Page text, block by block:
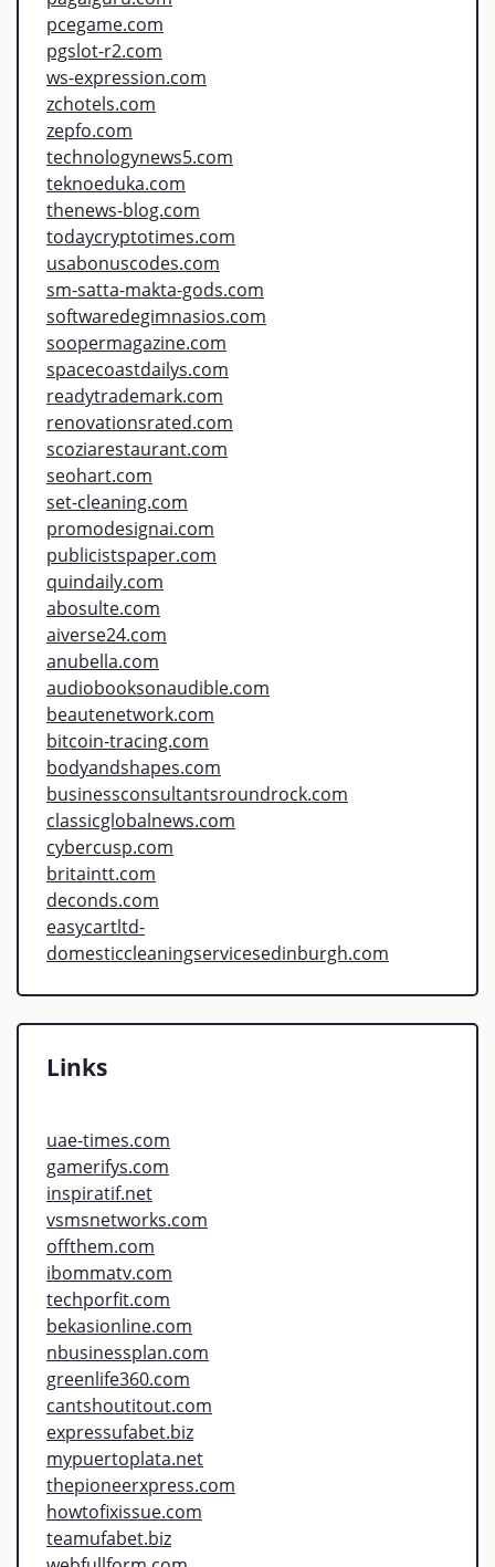
pcegame.com
pgslot-r2.com
ws-expression.com
zchotels.com
zepfo.com
technologynews5.com
teknoeduka.com
thenews-blog.com
todaycryptotimes.com
usabonuscodes.com
sm-satta-makta-gods.com
softwaredegimnasios.com
soopermagazine.com
spacecoastdailys.com
readytrademark.com
renovationsrated.com
scoziarestaurant.com
seohart.com
set-cleaning.com
promodesignai.com
publicistspaper.com
quindaily.com
abosulte.com
aiverse24.com
anubella.com
audiobooksonaudible.com
beautenetwork.com
bitcoin-tracing.com
bodyandshapes.com
businessconsultantsroundrock.com
classicglobalnews.com
cybercusp.com
britaintt.com
deconds.com
easycartltd-
domesticcleaningservicesedinburgh.com
Links
uae-times.com
gamerifys.com
inspiratif.net
vsmsnetworks.com
offthem.com
ibommatv.com
techporfit.com
bekasionline.com
nbusinessplan.com
greenlife360.com
cantshoutitout.com
expressufabet.biz
mypuertoplata.net
thepioneerxpress.com
howtofixissue.com
teamufabet.biz